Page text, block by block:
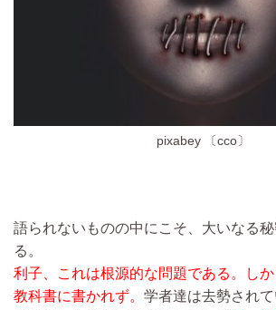
pixabey 〔cco〕
語られないものの中にこそ、大いなる
る。
利子、これは根源的な問題である。しか
教科書に書かれず。 学者達は去勢されて